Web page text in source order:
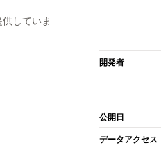
していま
開発者
公開日
データアクセス